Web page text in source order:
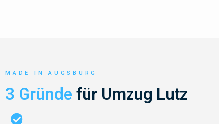
MADE IN AUGSBURG
3 Gründe für Umzug Lutz